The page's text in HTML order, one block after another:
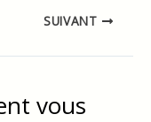
SUIVANT
vous